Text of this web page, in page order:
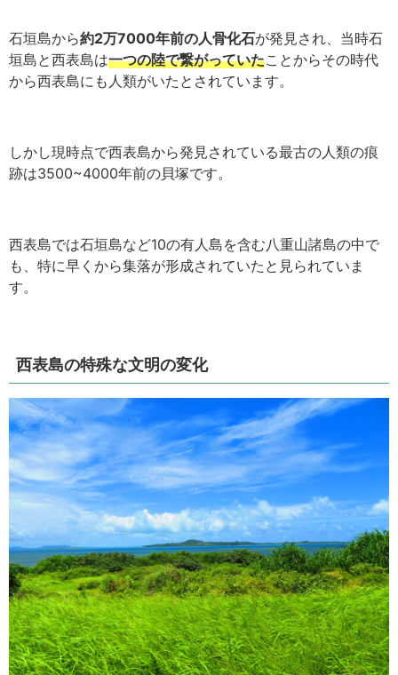
石垣島から約2万7000年前の人骨化石が発見され、当時石
垣島と西表島は一つの陸で繋がっていたことからその時代
から西表島にも人類がいたとされています。
しかし現時点で西表島から発見されている最古の人類の痕
跡は3500~4000年前の貝塚です。
西表島では石垣島など10の有人島を含む八重山諸島の中で
も、特に早くから集落が形成されていたと見られていま
す。
西表島の特殊な文明の変化